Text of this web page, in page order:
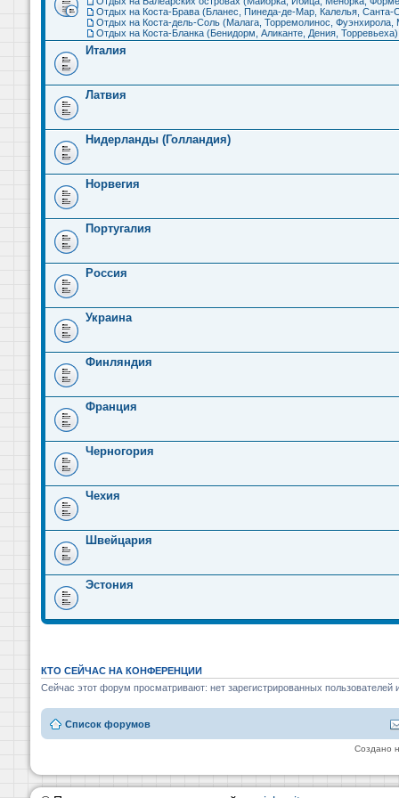
Отдых на Коста-Брава (Бланес, Пинеда-де-Мар, Калелья, Санта-
Отдых на Коста-дель-Соль (Малага, Торремолинос, Фуэнхирола,
Отдых на Коста-Бланка (Бенидорм, Аликанте, Дения, Торревьеха)
Италия
Латвия
Нидерланды (Голландия)
Норвегия
Португалия
Россия
Украина
Финляндия
Франция
Черногория
Чехия
Швейцария
Эстония
КТО СЕЙЧАС НА КОНФЕРЕНЦИИ
Сейчас этот форум просматривают: нет зарегистрированных пользователей
Список форумов
Создано